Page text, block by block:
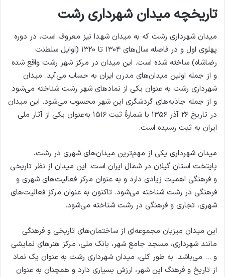
تاریخچه میدان شهرداری رشت
میدان شهرداری رشت که به میدان شهدا نیز معروف است، در دوره
پهلوی اول و در فاصله سال‌های ۱۳۰۴ تا ۱۳۲۰ (اوایل سلطنت
رضاشاه) ساخته شده است. این میدان در مرکز شهر رشت واقع شده
و از جمله اولین میدان‌های مدرن ایران به حساب می‌آید. میدان
شهرداری رشت به عنوان یکی از نمادهای شهر رشت شناخته می‌شود
و از جمله جاذبه‌های گردشگری این شهر محسوب می‌شود. این میدان
در تاریخ ۲۶ آذر ۱۳۵۶ با شمارهٔ ثبت ۱۵۱۶ به‌عنوان یکی از آثار ملی
ایران به ثبت رسیده است.
میدان شهرداری یکی از مهم‌ترین میدان‌های شهری در رشت،
پایتخت استان گیلان در شمال ایران است. این میدان از نظر تاریخی
و فرهنگی اهمیت زیادی دارد و به عنوان مرکز فعالیت‌های شهری و
فرهنگی در رشت شناخته می‌شود. تاکنون به عنوان مرکز فعالیت‌های
شهری، تجاری و فرهنگی در رشت شناخته می‌شود.
این میدان میزبان مجموعه‌ای از ساختمان‌های تاریخی و فرهنگی
مانند شهرداری، مسجد جامع شهر، بانک ملی، مرکز هنرهای نمایشی
و … می‌باشد. به طور کلی، میدان شهرداری رشت به عنوان یک نماد
از تاریخ و فرهنگ این شهر، ارزش بسیاری دارد و همچنان به عنوان